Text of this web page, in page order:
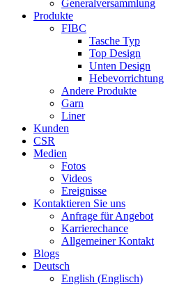
Generalversammlung
Produkte
FIBC
Tasche Typ
Top Design
Unten Design
Hebevorrichtung
Andere Produkte
Garn
Liner
Kunden
CSR
Medien
Fotos
Videos
Ereignisse
Kontaktieren Sie uns
Anfrage für Angebot
Karrierechance
Allgemeiner Kontakt
Blogs
Deutsch
English (Englisch)